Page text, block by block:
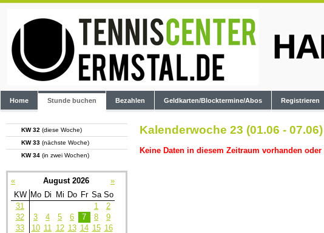
Home Stunde buchen Bezahlen Geldkarten/Blocktermine/Abos Registrieren
KW 32 (diese Woche)
KW 33 (nächste Woche)
KW 34 (in zwei Wochen)
« August 2026
»
KW Mo Di Mi Do Fr Sa So
31
1
2
32
3 4 5 6 7 8
9
33
10 11 12 13 14 15 16
Kalenderwoche 23 (01.06 - 07.06)
Keine Daten in diesem Zeitraum vorhanden